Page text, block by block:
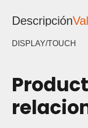
Y
cantidad
Descripción
DISPLAY/TOUCH